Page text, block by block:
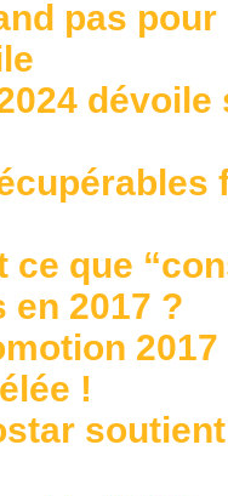
pas
ce que
en 2017 ?
!